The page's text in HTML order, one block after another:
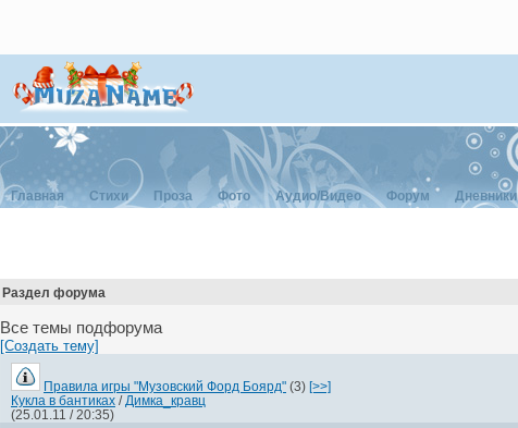
Главная Стихи Проза Фото Аудио/Видео Форум Дневники
Раздел форума
Все темы подфорума
[Создать тему]
Правила игры "Музовский Форд Боярд" (3) [>>]
Кукла в бантиках / Димка_кравц
(25.01.11 / 20:35)